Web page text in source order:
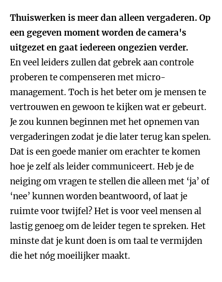
Thuiswerken is meer dan alleen vergaderen. Op
een gegeven moment worden de camera's
uitgezet en gaat iedereen ongezien verder.
En veel leiders zullen dat gebrek aan controle
proberen te compenseren met micro-
management. Toch is het beter om je mensen te
vertrouwen en gewoon te kijken wat er gebeurt.
Je zou kunnen beginnen met het opnemen van
vergaderingen zodat je die later terug kan spelen.
Dat is een goede manier om erachter te komen
hoe je zelf als leider communiceert. Heb je de
neiging om vragen te stellen die alleen met ‘ja’ of
‘nee’ kunnen worden beantwoord, of laat je
ruimte voor twijfel? Het is voor veel mensen al
lastig genoeg om de leider tegen te spreken. Het
minste dat je kunt doen is om taal te vermijden
die het nóg moeilijker maakt.